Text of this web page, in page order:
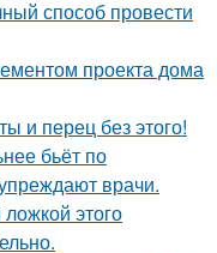
способ провести
проекта дома
и перец без этого!
бьёт по
врачи.
этого